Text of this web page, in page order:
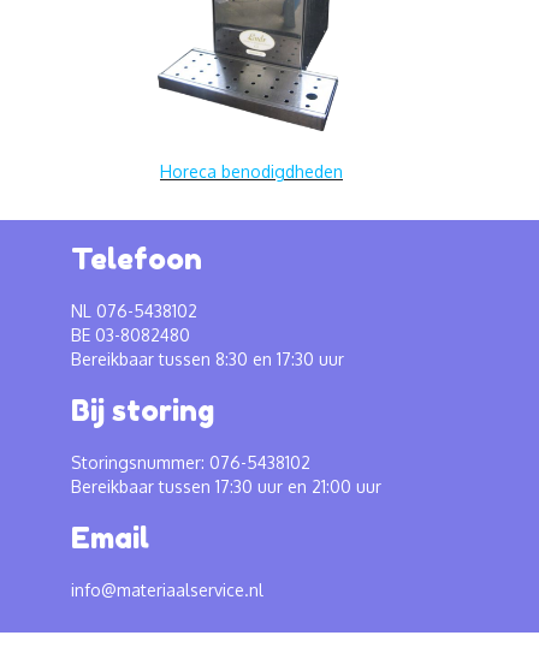
Horeca benodigdheden
Telefoon
NL 076-5438102
BE 03-8082480
Bereikbaar tussen 8:30 en 17:30 uur
Bij storing
Storingsnummer: 076-5438102
Bereikbaar tussen 17:30 uur en 21:00 uur
Email
info@materiaalservice.nl